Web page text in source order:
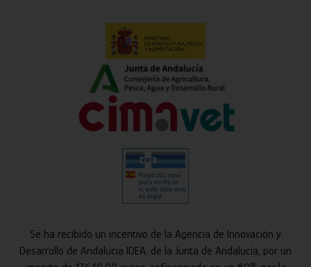
Se ha recibido un incentivo de la Agencia de Innovación y
Desarrollo de Andalucía IDEA, de la Junta de Andalucía, por un